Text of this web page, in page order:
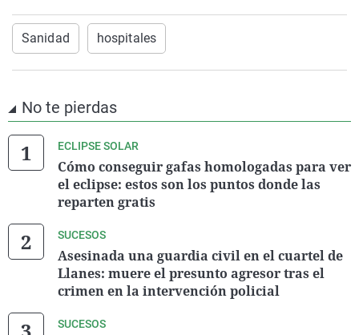
Sanidad hospitales
No te pierdas
ECLIPSE SOLAR
Cómo conseguir gafas homologadas para ver
el eclipse: estos son los puntos donde las
reparten gratis
SUCESOS
Asesinada una guardia civil en el cuartel de
Llanes: muere el presunto agresor tras el
crimen en la intervención policial
SUCESOS